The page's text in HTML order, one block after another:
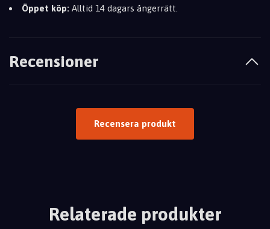
Öppet köp: Alltid 14 dagars ångerrätt.
Recensioner
Recensera produkt
Relaterade produkter